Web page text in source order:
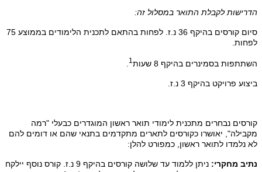
הדרישות לקבלת התואר במסלול זה:
סיום קורסים בהיקף 36 נ.ז. לפחות בהתאם לתכנית הלימודים בממוצע 75
לפחות.
השתתפות בסמינרים בהיקף 8 שעות 1
.
ביצוע פרויקט בהיקף 3 נ.ז.
קורסים נבחרים מתכנית לימודי תואר ראשון המוגדרים כבעלי "רמה
מקבילה", יאושרו כקורסים לתארים מתקדמים בתנאי שהם או דומים להם
לא נלמדו לתואר ראשון, כמפורט להלן:
נתיב מחקרי:
ניתן ללמוד עד שלושה קורסים בהיקף 9 נ.ז. קורס נוסף יילקח